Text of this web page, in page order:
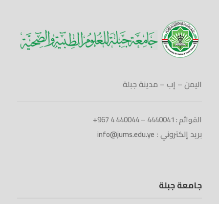
اليمن – إب – مدينة جبلة
القوائم : 4440041 – 440044 4 967+
بريد إلكتروني : info@jums.edu.ye
جامعة جبلة